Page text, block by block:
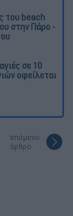
του beach
στην Πάρο -
σε 10
οφείλεται
επόμενο
άρθρο